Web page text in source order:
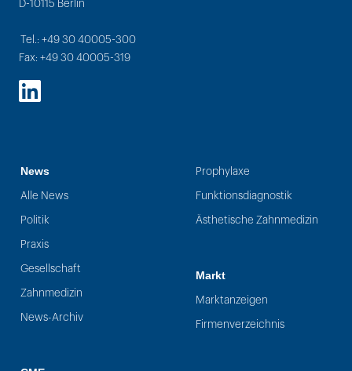
D-10115 Berlin
Tel.: +49 30 40005-300
Fax: +49 30 40005-319
LinkedIn
News
Alle News
Politik
Praxis
Gesellschaft
Zahnmedizin
News-Archiv
Prophylaxe
Funktionsdiagnostik
Ästhetische Zahnmedizin
Markt
Marktanzeigen
Firmenverzeichnis